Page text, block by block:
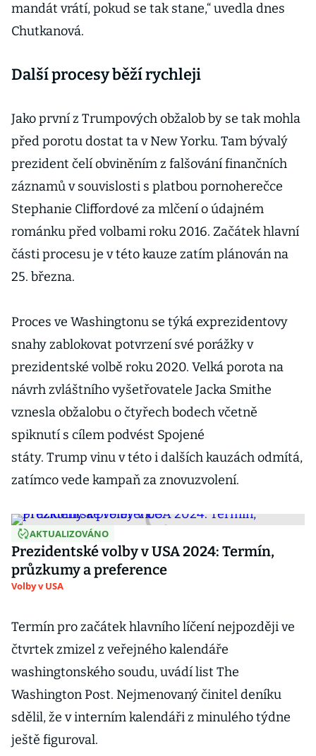
mandát vrátí, pokud se tak stane,“ uvedla dnes
Chutkanová.
Další procesy běží rychleji
Jako první z Trumpových obžalob by se tak mohla
před porotu dostat ta v New Yorku. Tam bývalý
prezident čelí obviněním z falšování finančních
záznamů v souvislosti s platbou pornoherečce
Stephanie Cliffordové za mlčení o údajném
románku před volbami roku 2016. Začátek hlavní
části procesu je v této kauze zatím plánován na
25. března.
Proces ve Washingtonu se týká exprezidentovy
snahy zablokovat potvrzení své porážky v
prezidentské volbě roku 2020. Velká porota na
návrh zvláštního vyšetřovatele Jacka Smithe
vznesla obžalobu o čtyřech bodech včetně
spiknutí s cílem podvést Spojené
státy. Trump vinu v této i dalších kauzách odmítá,
zatímco vede kampaň za znovuzvolení.
AKTUALIZOVÁNO
Prezidentské volby v USA 2024: Termín,
průzkumy a preference
Volby v USA
Termín pro začátek hlavního líčení nejpozději ve
čtvrtek zmizel z veřejného kalendáře
washingtonského soudu, uvádí list The
Washington Post. Nejmenovaný činitel deníku
sdělil, že v interním kalendáři z minulého týdne
ještě figuroval.